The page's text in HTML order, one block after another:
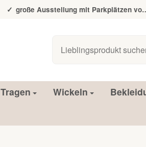
große Ausstellung mit Parkplätzen vor der Tür
Tragen Wickeln